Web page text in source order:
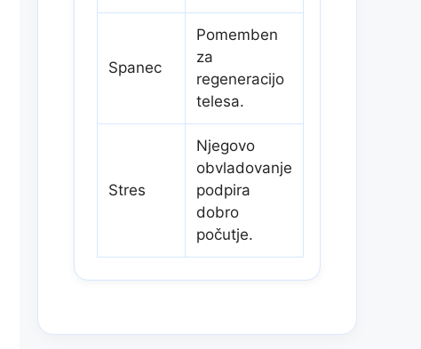
Spanec
Pomemben
za
regeneracijo
telesa.
Stres
Njegovo
obvladovanje
podpira
dobro
počutje.